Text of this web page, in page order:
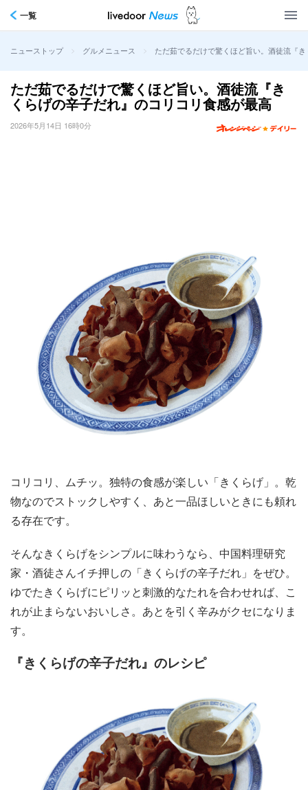
一覧
ニューストップ > グルメニュース > ただ茹でるだけで驚くほど旨い。酒徒流『
ただ茹でるだけで驚くほど旨い。酒徒流『き
くらげの辛子だれ』のコリコリ食感が最高
2026年5月14日 16時0分
コリコリ、ムチッ。独特の食感が楽しい「きくらげ」。乾
物なのでストックしやすく、あと一品ほしいときにも頼れ
る存在です。
そんなきくらげをシンプルに味わうなら、中国料理研究
家・酒徒さんイチ押しの「きくらげの辛子だれ」をぜひ。
ゆでたきくらげにピリッと刺激的なたれを合わせれば、こ
れが止まらないおいしさ。あとを引く辛みがクセになりま
す。
『きくらげの辛子だれ』のレシピ